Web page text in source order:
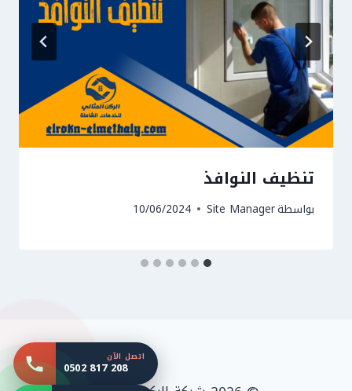
تنظيف النوافذ
بواسطةSite Manager
10/06/2024
اتصل الآن
0502 817 208